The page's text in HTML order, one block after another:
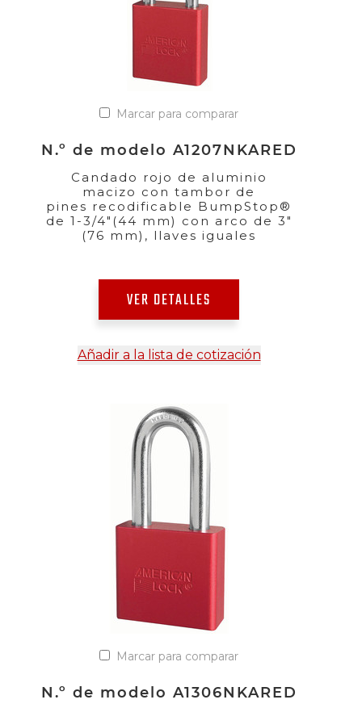
Marcar para comparar
N.º de modelo A1207NKARED
Candado rojo de aluminio
macizo con tambor de
pines recodificable BumpStop®
de 1-3/4"(44 mm) con arco de 3"
(76 mm), llaves iguales
VER DETALLES
Añadir a la lista de cotización
Marcar para comparar
N.º de modelo A1306NKARED